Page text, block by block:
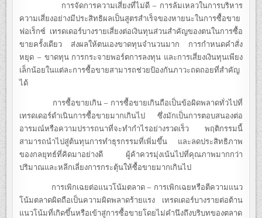
การจัดการความเสี่ยงที่ไม่ดี – การล้มเหลวในการบริหาร
ความเสี่ยงอย่างมีประสิทธิผลเป็นสูตรสำเร็จของหายนะในการซื้อขาย
ฟอเร็กซ์ เทรดเดอร์บางรายเสี่ยงต่อเงินทุนส่วนสำคัญของตนในการซื้อ
ขายครั้งเดียว ส่งผลให้ตนเองขาดทุนจำนวนมาก การกำหนดคำสั่ง
หยุด – ขาดทุน การกระจายพอร์ตการลงทุน และการเสี่ยงเงินทุนเพียง
เล็กน้อยในแต่ละการซื้อขายสามารถช่วยป้องกันภาวะถดถอยที่สำคัญ
ได้
การซื้อขายเกิน – การซื้อขายเกินถือเป็นข้อผิดพลาดทั่วไปที่
เทรดเดอร์ดำเนินการซื้อขายมากเกินไป ซึ่งมักเป็นการตอบสนองต่อ
อารมณ์หรือความปรารถนาที่จะทำกำไรอย่างรวดเร็ว พฤติกรรมนี้
สามารถนำไปสู่ต้นทุนการทำธุรกรรมที่เพิ่มขึ้น และลดประสิทธิภาพ
ของกลยุทธ์ที่คิดมาอย่างดี ผู้ค้าควรมุ่งเน้นไปที่คุณภาพมากกว่า
ปริมาณและหลีกเลี่ยงการกระตุ้นให้ซื้อขายมากเกินไป
การเพิกเฉยต่อแนวโน้มตลาด – การเพิกเฉยหรือตีความแนว
โน้มตลาดผิดถือเป็นความผิดพลาดร้ายแรง เทรดเดอร์บางรายต่อต้าน
แนวโน้มที่เกิดขึ้นหรือเข้าสู่การซื้อขายโดยไม่คำนึงถึงบริบทของตลาด